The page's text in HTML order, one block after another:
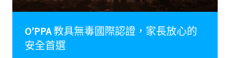
O’PPA教具無毒國際認證，家長放心的
安全首選